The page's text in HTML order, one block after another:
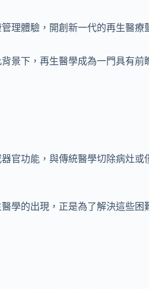
理體驗，開創新一代的再生醫療
景下，再生醫學成為一門具有前
官功能，與傳統醫學切除病灶或
學的出現，正是為了解決這些困